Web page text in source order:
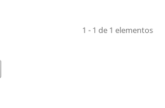
1 - 1 de 1 elementos